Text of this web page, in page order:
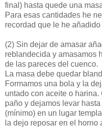
final) hasta quede una
Para esas cantidades he
recordad que le he
(2) Sin dejar de amasar
reblandecida y amasamos
de las pareces del cuenco.
La masa debe quedar
Formamos una bola y la
untado con aceite o
paño y dejamos levar
(mínimo) en un lugar
la dejo reposar en el horno